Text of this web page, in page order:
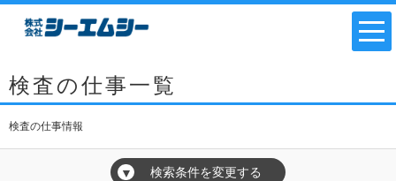
検査の仕事一覧
検査の仕事情報
▼ 検索条件を変更する